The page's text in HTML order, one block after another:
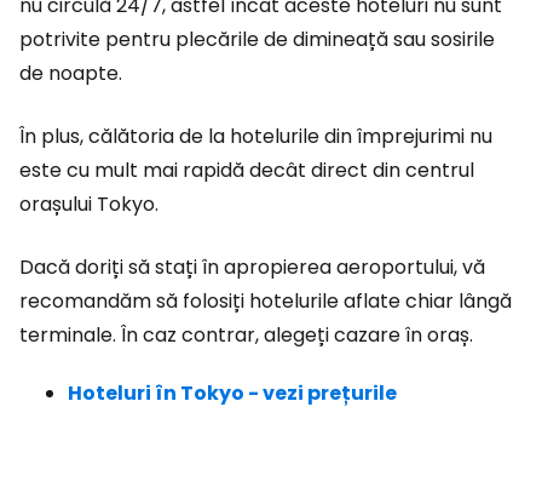
potrivite pentru plecările de dimineață sau sosirile
de noapte.
În plus, călătoria de la hotelurile din împrejurimi nu
este cu mult mai rapidă decât direct din centrul
orașului Tokyo.
Dacă doriți să stați în apropierea aeroportului, vă
recomandăm să folosiți hotelurile aflate chiar lângă
terminale. În caz contrar, alegeți cazare în oraș.
Hoteluri în Tokyo - vezi prețurile